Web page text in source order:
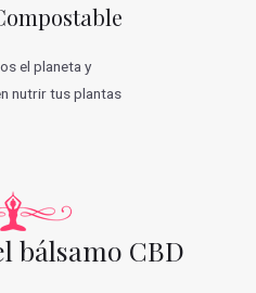
el planeta y
nutrir tus plantas
bálsamo CBD